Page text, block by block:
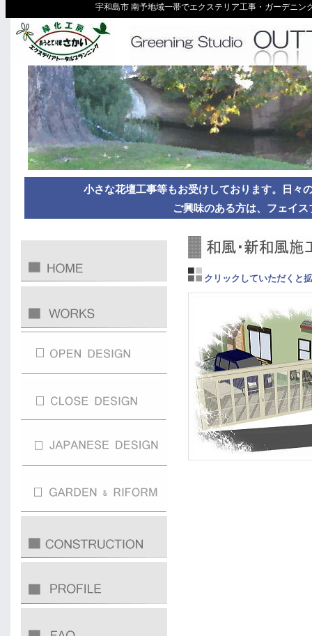
宇和島市 南予地域一帯でエクステリア工事・ガーデニ
小さな花壇工事等もお受けしております。日々
ご興味のある方は、フェイ
クリックしていただくと